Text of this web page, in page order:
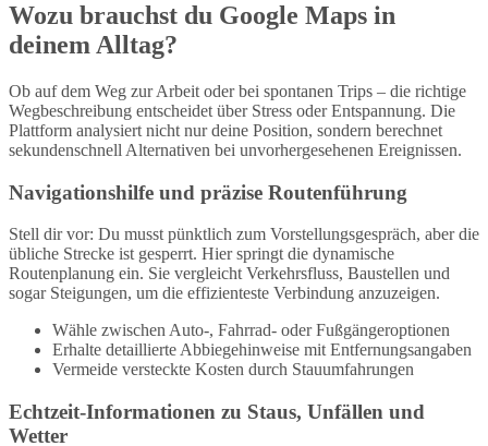
Wozu brauchst du Google Maps in
deinem Alltag?
Ob auf dem Weg zur Arbeit oder bei spontanen Trips – die richtige
Wegbeschreibung entscheidet über Stress oder Entspannung. Die
Plattform analysiert nicht nur deine Position, sondern berechnet
sekundenschnell Alternativen bei unvorhergesehenen Ereignissen.
Navigationshilfe und präzise Routenführung
Stell dir vor: Du musst pünktlich zum Vorstellungsgespräch, aber die
übliche Strecke ist gesperrt. Hier springt die dynamische
Routenplanung ein. Sie vergleicht Verkehrsfluss, Baustellen und
sogar Steigungen, um die effizienteste Verbindung anzuzeigen.
Wähle zwischen Auto-, Fahrrad- oder Fußgängeroptionen
Erhalte detaillierte Abbiegehinweise mit Entfernungsangaben
Vermeide versteckte Kosten durch Stauumfahrungen
Echtzeit-Informationen zu Staus, Unfällen und
Wetter